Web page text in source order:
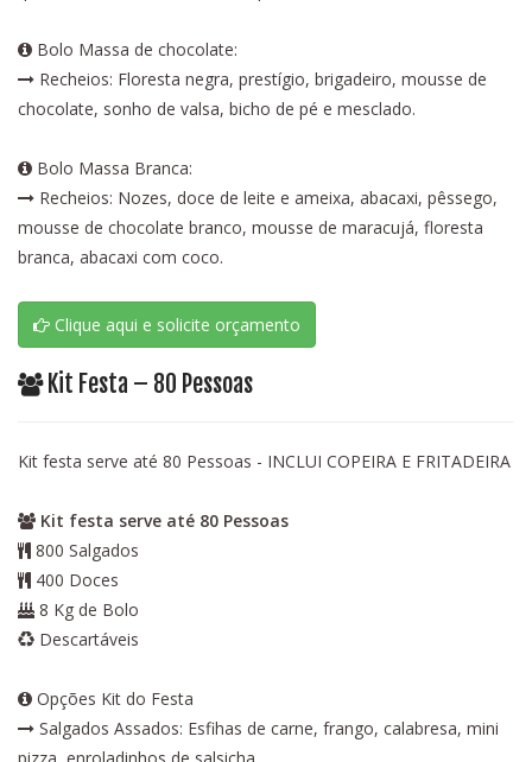
Bolo Massa de chocolate:
Recheios: Floresta negra, prestígio, brigadeiro, mousse de
chocolate, sonho de valsa, bicho de pé e mesclado.
Bolo Massa Branca:
Recheios: Nozes, doce de leite e ameixa, abacaxi, pêssego,
mousse de chocolate branco, mousse de maracujá, floresta
branca, abacaxi com coco.
Clique aqui e solicite orçamento
Kit Festa – 80 Pessoas
Kit festa serve até 80 Pessoas - INCLUI COPEIRA E FRITADEIRA
Kit festa serve até 80 Pessoas
800 Salgados
400 Doces
8 Kg de Bolo
Descartáveis
Opções Kit do Festa
Salgados Assados: Esfihas de carne, frango, calabresa, mini